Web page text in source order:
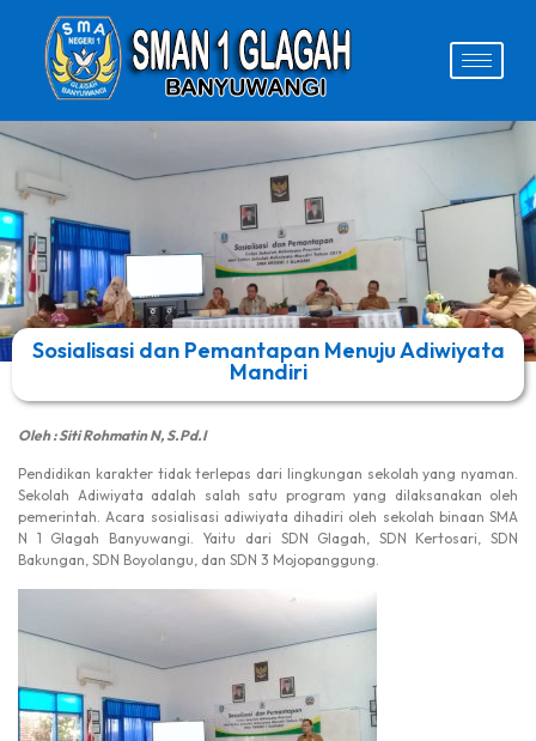
Sosialisasi dan Pemantapan Menuju Adiwiyata
Mandiri
Oleh : Siti Rohmatin N, S.Pd.I
Pendidikan karakter tidak terlepas dari lingkungan sekolah yang nyaman.
Sekolah Adiwiyata adalah salah satu program yang dilaksanakan oleh
pemerintah. Acara sosialisasi adiwiyata dihadiri oleh sekolah binaan SMA
N 1 Glagah Banyuwangi. Yaitu dari SDN Glagah, SDN Kertosari, SDN
Bakungan, SDN Boyolangu, dan SDN 3 Mojopanggung.